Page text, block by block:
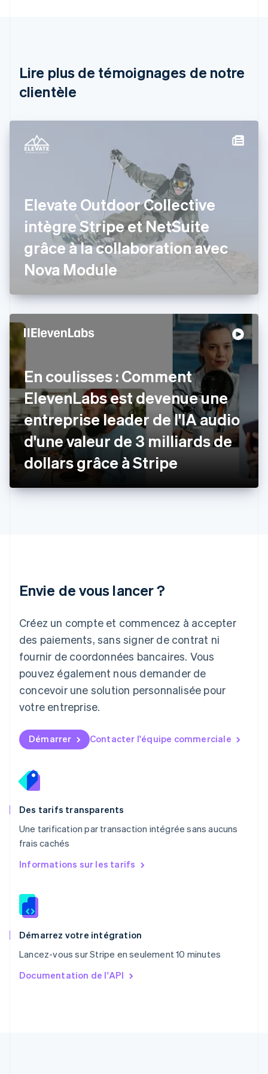
Lire plus de témoignages de notre
clientèle
Elevate Outdoor Collective
intègre Stripe et NetSuite
grâce à la collaboration avec
Nova Module
En coulisses : Comment
ElevenLabs est devenue une
entreprise leader de l'IA audio
d'une valeur de 3 milliards de
dollars grâce à Stripe
Envie de vous lancer ?
Créez un compte et commencez à accepter
des paiements, sans signer de contrat ni
fournir de coordonnées bancaires. Vous
pouvez également nous demander de
concevoir une solution personnalisée pour
votre entreprise.
Démarrer Contacter l'équipe commerciale
Des tarifs transparents
Une tarification par transaction intégrée sans aucuns
frais cachés
Informations sur les tarifs
Démarrez votre intégration
Lancez-vous sur Stripe en seulement 10 minutes
Documentation de l'API
Brésil
PortuguêsEnglish
Bulgarie
Chine continentale
简体中文
English Italiano
Danemark
English
Émirats arabes unis
English
Espagne
Español English
English
États-Unis
Finlande
English
Gibraltar
English
Grèce
English
Hongrie
English
Inde
English
English
Deutsch English
Luxembourg
FrançaisDeutsch English
Malaisie
English 简体中文
Malte
English
EspañolEnglish
English
Nouvelle-Zélande
Pays-Bas
Nederlands
English
PortuguêsEnglish
R.A.S. de Hong Kong, Chine
English
Roumanie
Royaume-Uni
English
English简体中文
English